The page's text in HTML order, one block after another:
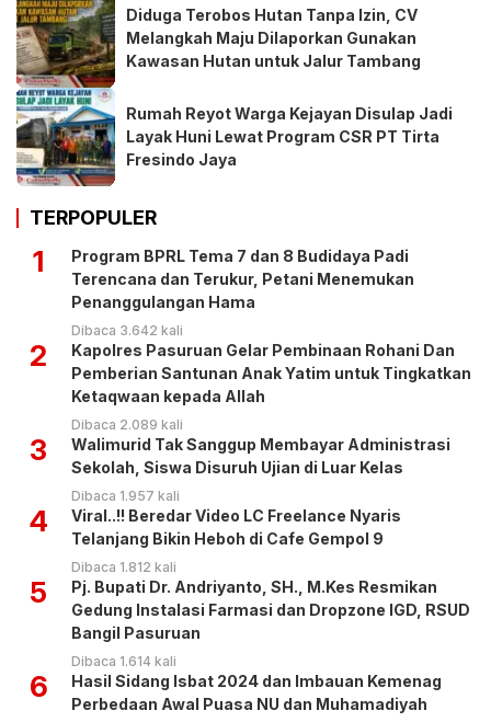
Diduga Terobos Hutan Tanpa Izin, CV
Melangkah Maju Dilaporkan Gunakan
Kawasan Hutan untuk Jalur Tambang
Rumah Reyot Warga Kejayan Disulap Jadi
Layak Huni Lewat Program CSR PT Tirta
Fresindo Jaya
TERPOPULER
1
Program BPRL Tema 7 dan 8 Budidaya Padi
Terencana dan Terukur, Petani Menemukan
Penanggulangan Hama
Dibaca 3.642 kali
2
Kapolres Pasuruan Gelar Pembinaan Rohani Dan
Pemberian Santunan Anak Yatim untuk Tingkatkan
Ketaqwaan kepada Allah
Dibaca 2.089 kali
3
Walimurid Tak Sanggup Membayar Administrasi
Sekolah, Siswa Disuruh Ujian di Luar Kelas
Dibaca 1.957 kali
4
Viral..!! Beredar Video LC Freelance Nyaris
Telanjang Bikin Heboh di Cafe Gempol 9
Dibaca 1.812 kali
5
Pj. Bupati Dr. Andriyanto, SH., M.Kes Resmikan
Gedung Instalasi Farmasi dan Dropzone IGD, RSUD
Bangil Pasuruan
Dibaca 1.614 kali
6
Hasil Sidang Isbat 2024 dan Imbauan Kemenag
Perbedaan Awal Puasa NU dan Muhamadiyah